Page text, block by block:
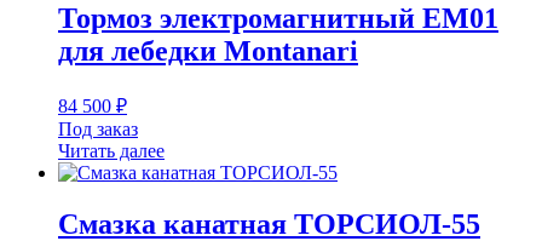
Тормоз электромагнитный EM01
для лебедки Montanari
84 500 ₽
Под заказ
Читать далее
Смазка канатная ТОРСИОЛ-55